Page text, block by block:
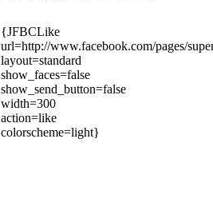
{JFBCLike
url=http://www.facebook.com/pages/
layout=standard
show_faces=false
show_send_button=false
width=300
action=like
colorscheme=light}